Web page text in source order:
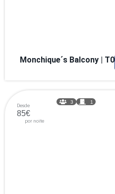
Monchique´s Balcony | T0
Desde
85€
por noite
3 1